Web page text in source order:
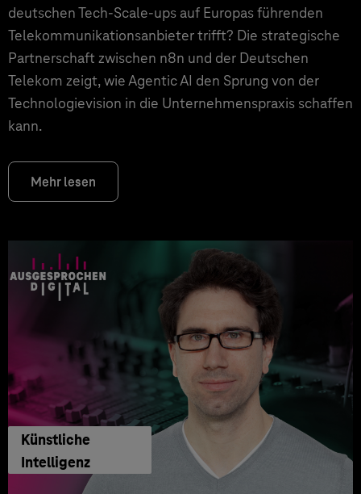
deutschen Tech-Scale-ups auf Europas führenden
Telekommunikationsanbieter trifft? Die strategische
Partnerschaft zwischen n8n und der Deutschen
Telekom zeigt, wie Agentic AI den Sprung von der
Technologievision in die Unternehmenspraxis schaffen
kann.
Mehr lesen
Künstliche
Intelligenz